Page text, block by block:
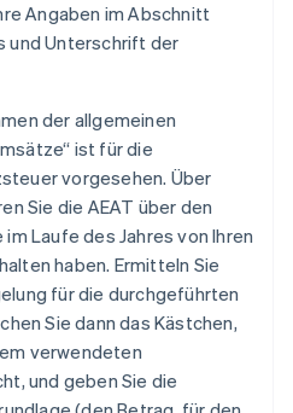
Angaben im Abschnitt
und Unterschrift der
der allgemeinen
ist für die
vorgesehen. Über
Sie die AEAT über den
Laufe des Jahres von Ihren
haben. Ermitteln Sie
für die durchgeführten
Sie dann das Kästchen,
verwendeten
und geben Sie die